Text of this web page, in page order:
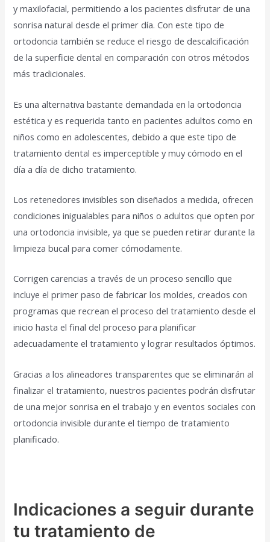
y maxilofacial, permitiendo a los pacientes disfrutar de una
sonrisa natural desde el primer día. Con este tipo de
ortodoncia también se reduce el riesgo de descalcificación
de la superficie dental en comparación con otros métodos
más tradicionales.
Es una alternativa bastante demandada en la ortodoncia
estética y es requerida tanto en pacientes adultos como en
niños como en adolescentes, debido a que este tipo de
tratamiento dental es imperceptible y muy cómodo en el
día a día de dicho tratamiento.
Los retenedores invisibles son diseñados a medida, ofrecen
condiciones inigualables para niños o adultos que opten por
una ortodoncia invisible, ya que se pueden retirar durante la
limpieza bucal para comer cómodamente.
Corrigen carencias a través de un proceso sencillo que
incluye el primer paso de fabricar los moldes, creados con
programas que recrean el proceso del tratamiento desde el
inicio hasta el final del proceso para planificar
adecuadamente el tratamiento y lograr resultados óptimos.
Gracias a los alineadores transparentes que se eliminarán al
finalizar el tratamiento, nuestros pacientes podrán disfrutar
de una mejor sonrisa en el trabajo y en eventos sociales con
ortodoncia invisible durante el tiempo de tratamiento
planificado.
Indicaciones a seguir durante
tu tratamiento de